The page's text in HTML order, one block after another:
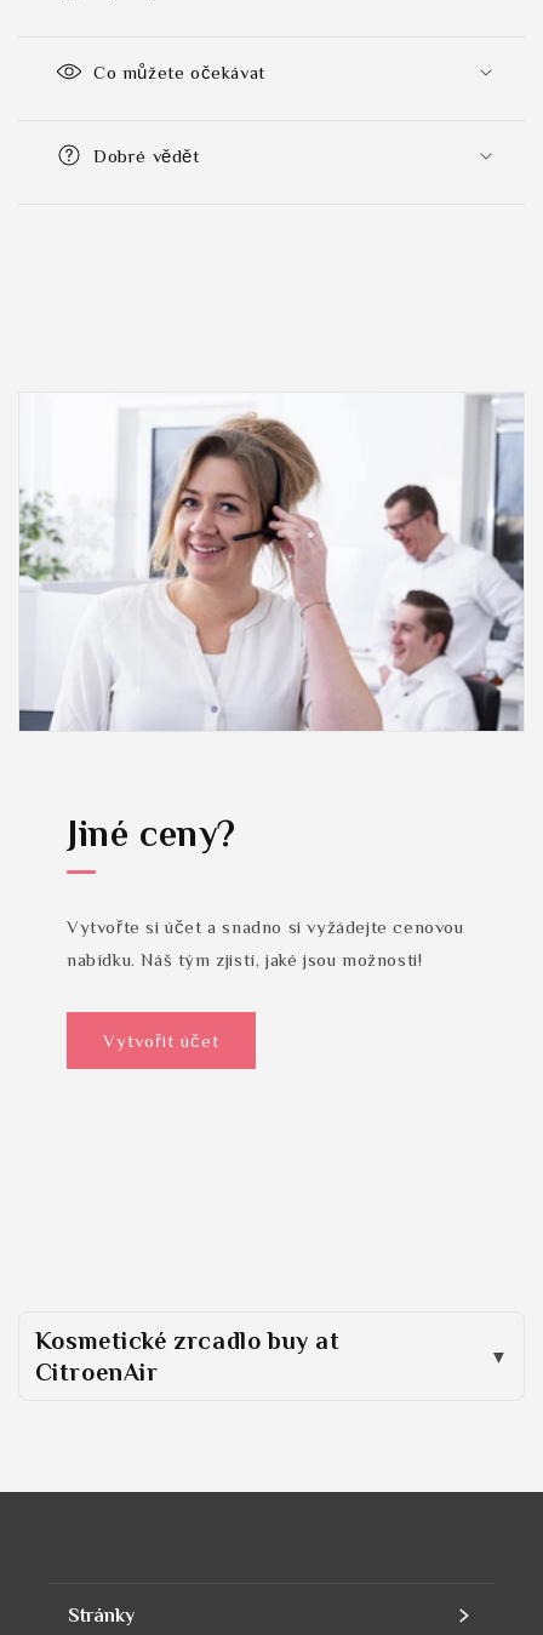
Co můžete očekávat
Dobré vědět
Jiné ceny?
Vytvořte si účet a snadno si vyžádejte cenovou
nabídku. Náš tým zjistí, jaké jsou možnosti!
Vytvořit účet
Kosmetické zrcadlo buy at
CitroenAir
Stránky